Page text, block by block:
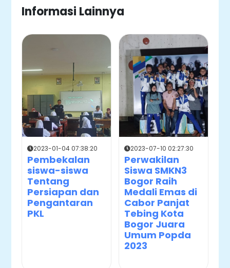
Informasi Lainnya
2023-01-04 07:38:20
Pembekalan
siswa-siswa
Tentang
Persiapan dan
Pengantaran
PKL
2023-07-10 02:27:30
Perwakilan
Siswa SMKN3
Bogor Raih
Medali Emas di
Cabor Panjat
Tebing Kota
Bogor Juara
Umum Popda
2023